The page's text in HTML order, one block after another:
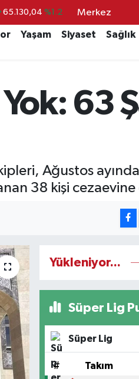
65.130,04 %1.2
47,7106 %0.17
6618.49 %2.12
Merkez
Yaşam Siyaset Sağlık
63
Ağustos
38 kişi
Yükleniyor...
Süper Lig
Süper Lig
# Takım